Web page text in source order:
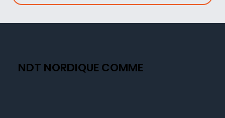
NDT NORDIQUE COMME